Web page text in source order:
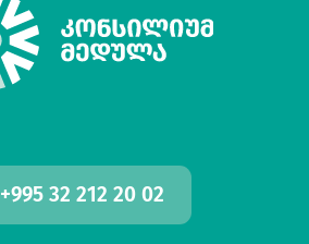
+995 32 212 20 02